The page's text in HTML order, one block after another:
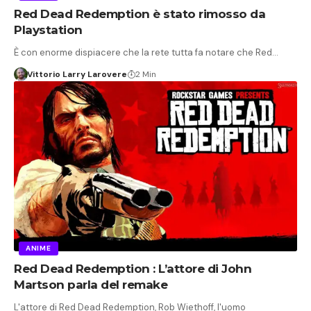
Red Dead Redemption è stato rimosso da
Playstation
È con enorme dispiacere che la rete tutta fa notare che Red…
Vittorio Larry Larovere 2 Min
ANIME
Red Dead Redemption : L’attore di John
Martson parla del remake
L'attore di Red Dead Redemption, Rob Wiethoff, l'uomo